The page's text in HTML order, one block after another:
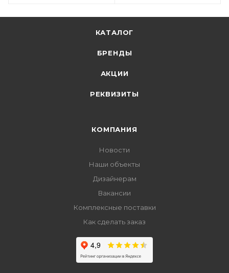
КАТАЛОГ
БРЕНДЫ
АКЦИИ
РЕКВИЗИТЫ
КОМПАНИЯ
Новости
Наши объекты
Дизайнерам
Вакансии
Комплексные поставки
Как сделать заказ